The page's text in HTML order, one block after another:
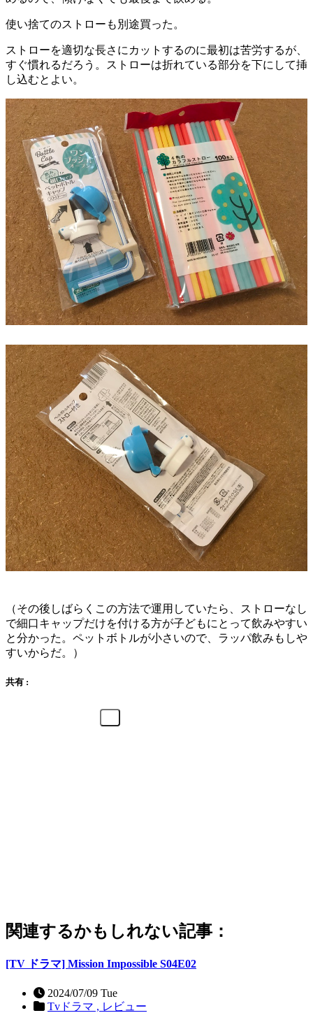
使い捨てのストローも別途買った。
ストローを適切な長さにカットするのに最初は苦労するが、
すぐ慣れるだろう。ストローは折れている部分を下にして挿
し込むとよい。
（その後しばらくこの方法で運用していたら、ストローなし
で細口キャップだけを付ける方が子どもにとって飲みやすい
と分かった。ペットボトルが小さいので、ラッパ飲みもしや
すいからだ。）
共有 :
関連するかもしれない記事：
[TV ドラマ] Mission Impossible S04E02
2024/07/09 Tue
Tvドラマ , レビュー